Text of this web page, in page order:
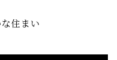
住まい